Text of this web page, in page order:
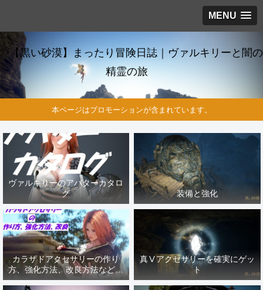
MENU
【黒い砂漠】まったり冒険日誌｜ヴァルキリーと闇の
精霊の旅
本ページはプロモーションが含まれています。
ヴァルキリーのアバターカタロ
グ
装備と強化
カラザドアクセサリーの作り
方、強化方法、改良方法などま
とめ【黒い砂漠冒険日誌１４１
真Ⅴアクセサリーを確実にゲッ
ト